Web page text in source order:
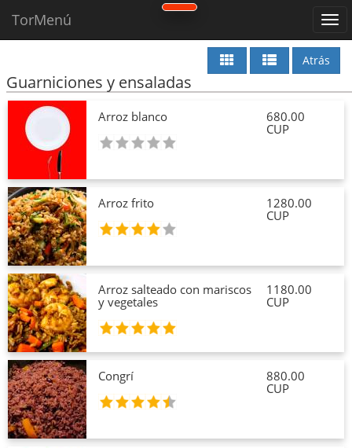
TorMenú
Atrás
Guarniciones y ensaladas
Arroz blanco
680.00
CUP
Arroz frito
1280.00
CUP
Arroz salteado con mariscos
y vegetales
1180.00
CUP
Congrí
880.00
CUP